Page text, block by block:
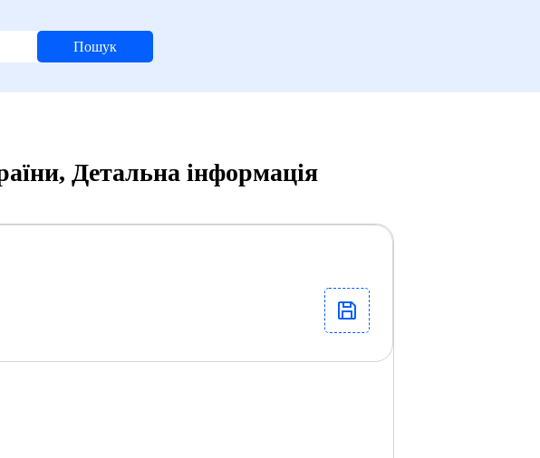
Пошук
Детальна інформація